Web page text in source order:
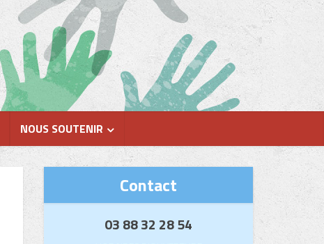
NOUS SOUTENIR
Contact
03 88 32 28 54